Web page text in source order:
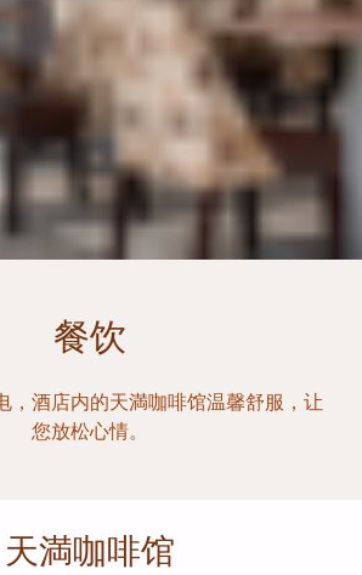
餐饮
，酒店内的天満咖啡馆温馨舒服，让
您放松心情。
天満咖啡馆